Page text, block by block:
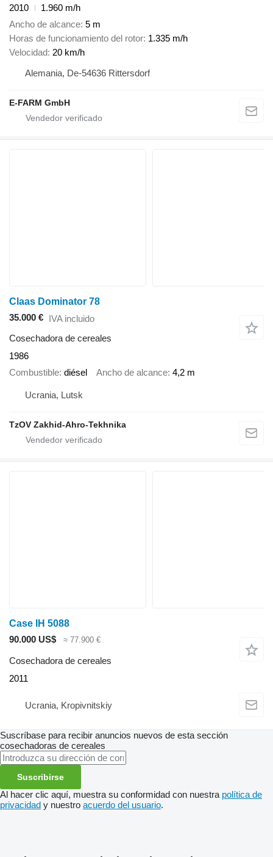
2010
1.960 m/h
Ancho de alcance 5 m
Horas de funcionamiento del rotor 1.335 m/h
Velocidad 20 km/h
Alemania, De-54636 Rittersdorf
E-FARM GmbH
Claas Dominator 78
35.000 € IVA incluido
Cosechadora de cereales
1986
Combustible diésel Ancho de alcance 4,2 m
Ucrania, Lutsk
TzOV Zakhid-Ahro-Tekhnika
Case IH 5088
90.000 US$
≈ 77.900 €
Cosechadora de cereales
2011
Ucrania, Kropivnitskiy
Suscríbase para recibir anuncios nuevos de esta sección
cosechadoras de cereales
Suscribirse
Al hacer clic aquí, muestra su conformidad con nuestra política de
privacidad y nuestro acuerdo del usuario.